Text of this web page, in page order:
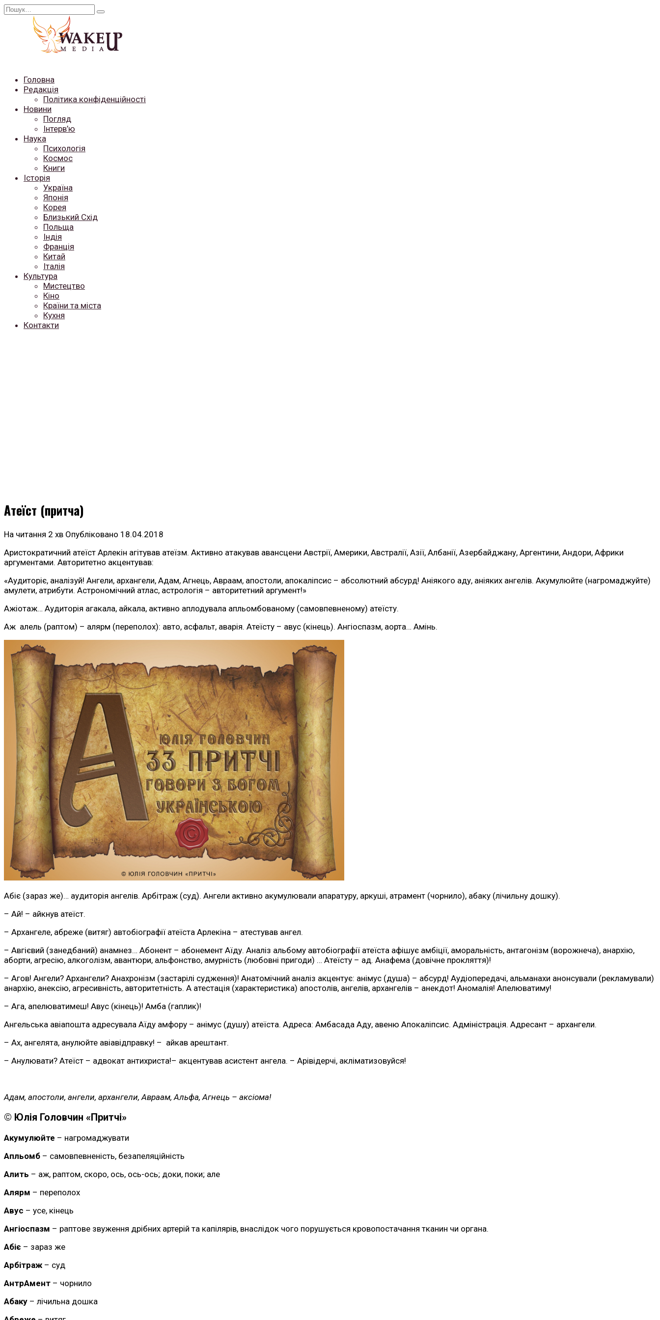
Перейти
Search
Головна
Редакція
Політика конфіденційності
Новини
Погляд
Інтерв’ю
Наука
Психологія
Космос
Книги
Історія
Україна
Японія
Корея
Близький Схід
Польща
Індія
Франція
Китай
Італія
Культура
Мистецтво
Кіно
Країни та міста
Кухня
Контакти
Атеїст (притча)
На читання 2 хв Опубліковано 18.04.2018
Аристократичний атеїст Арлекін агітував атеїзм. Активно атакував авансцени Австрії, Америки, Австралії, Азії, Албанії, Азербайджану, Аргентини, Андори, Африки
аргументами. Авторитетно акцентував:
«Аудиторіє, аналізуй! Ангели, архангели, Адам, Агнець, Авраам, апостоли, апокаліпсис – абсолютний абсурд! Аніякого аду, аніяких ангелів. Акумулюйте (нагромаджуйте)
амулети, атрибути. Астрономічний атлас, астрологія – авторитетний аргумент!»
Ажіотаж… Аудиторія агакала, айкала, активно аплодувала апльомбованому (самовпевненому) атеїсту.
Аж алель (раптом) – алярм (переполох): авто, асфальт, аварія. Атеїсту – авус (кінець). Ангіоспазм, аорта… Амінь.
Абіє (зараз же)… аудиторія ангелів. Арбітраж (суд). Ангели активно акумулювали апаратуру, аркуші, атрамент (чорнило), абаку (лічильну дошку).
– Ай! – айкнув атеїст.
– Архангеле, абреже (витяг) автобіографії атеїста Арлекіна – атестував ангел.
– Авгієвий (занедбаний) анамнез… Абонент – абонемент Аїду. Аналіз альбому автобіографії атеїста афішує амбіції, аморальність, антагонізм (ворожнеча), анархію,
аборти, агресію, алкоголізм, авантюри, альфонство, амурність (любовні пригоди) … Атеїсту – ад. Анафема (довічне прокляття)!
– Агов! Ангели? Архангели? Анахронізм (застарілі судження)! Анатомічний аналіз акцентує: анімус (душа) – абсурд! Аудіопередачі, альманахи анонсували (рекламували)
анархію, анексію, агресивність, авторитетність. А атестація (характеристика) апостолів, ангелів, архангелів – анекдот! Аномалія! Апелюватиму!
– Ага, апелюватимеш! Авус (кінець)! Амба (гаплик)!
Ангельська авіапошта адресувала Аїду амфору – анімус (душу) атеїста. Адреса: Амбасада Аду, авеню Апокаліпсис. Адміністрація. Адресант – архангели.
– Ах, ангелята, анулюйте авіавідправку! – айкав арештант.
– Анулювати? Атеїст – адвокат антихриста!– акцентував асистент ангела. – Арівідерчі, акліматизовуйся!
Адам, апостоли, ангели, архангели, Авраам, Альфа, Агнець – аксіома!
© Юлія Головчин «Притчі»
Акумулюйте – нагромаджувати
Апльомб – самовпевненість, безапеляційність
Алить – аж, раптом, скоро, ось, ось-ось; доки, поки; але
Алярм – переполох
Авус – усе, кінець
Ангіоспазм – раптове звуження дрібних артерій та капілярів, внаслідок чого порушується кровопостачання тканин чи органа.
Абіє – зараз же
Арбітраж – суд
АнтрАмент – чорнило
Абаку – лічильна дошка